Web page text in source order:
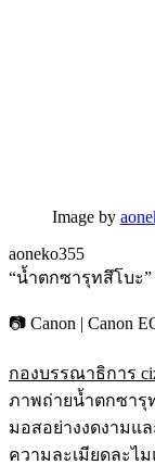
Image by
aoneko355
“น้ำตกซารุทสึโบะ”
📷 Canon | Canon
กองบรรณาธิการ
ภาพถ่ายน้ำตกซารุ
มอสอย่างงดงามแ
ความละเมียดละไ